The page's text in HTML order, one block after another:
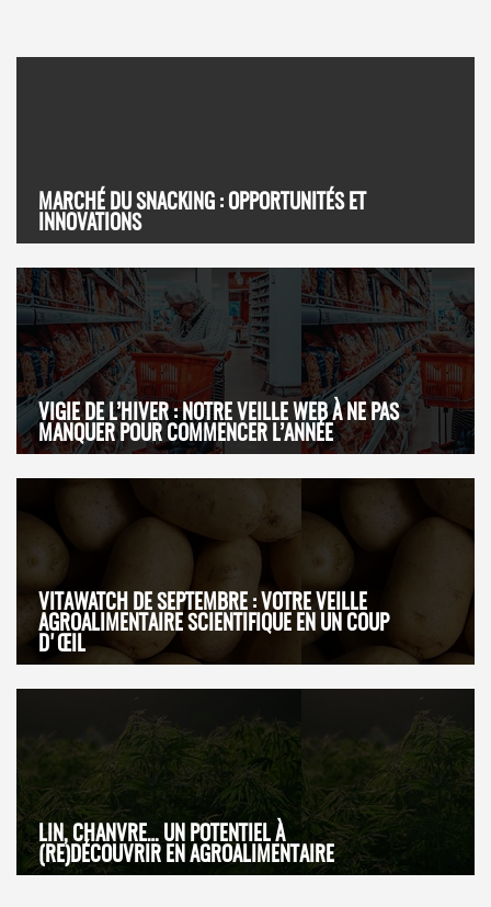
MARCHÉ DU SNACKING : OPPORTUNITÉS ET
INNOVATIONS
VIGIE DE L’HIVER : NOTRE VEILLE WEB À NE PAS
MANQUER POUR COMMENCER L’ANNÉE
VITAWATCH DE SEPTEMBRE : VOTRE VEILLE
AGROALIMENTAIRE SCIENTIFIQUE EN UN COUP
D'ŒIL
LIN, CHANVRE… UN POTENTIEL À
(RE)DÉCOUVRIR EN AGROALIMENTAIRE